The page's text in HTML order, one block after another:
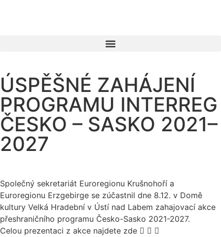
ÚSPĚŠNÉ ZAHÁJENÍ
PROGRAMU INTERREG
ČESKO – SASKO 2021–
2027
Společný sekretariát Euroregionu Krušnohoří a
Euroregionu Erzgebirge se zúčastnil dne 8.12. v Domě
kultury Velká Hradební v Ústí nad Labem zahajovací akce
přeshraničního programu Česko-Sasko 2021-2027.
Celou prezentaci z akce najdete zde   